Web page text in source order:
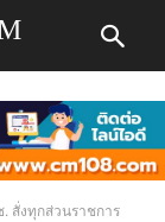
สั่งทุกส่วนราชการ